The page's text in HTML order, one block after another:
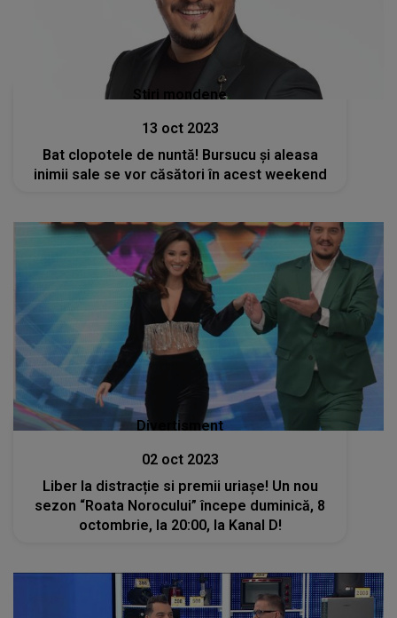
Stiri mondene
13 oct 2023
Bat clopotele de nuntă! Bursucu și aleasa
inimii sale se vor căsători în acest weekend
Divertisment
02 oct 2023
Liber la distracție si premii uriașe! Un nou
sezon “Roata Norocului” începe duminică, 8
octombrie, la 20:00, la Kanal D!